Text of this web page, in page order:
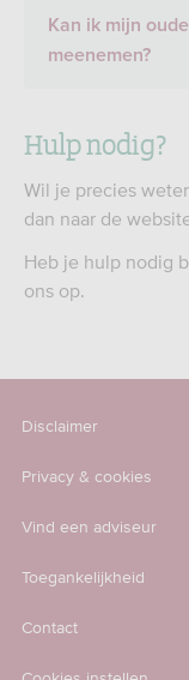
Kan ik mijn
meenemen?
Hulp nodig?
Wil je precies
dan naar de
Heb je hulp nodig
ons op.
Disclaimer
Privacy & cookies
Vind een adviseur
Toegankelijkheid
Contact